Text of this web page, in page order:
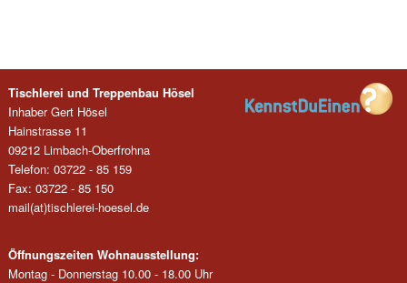
Tischlerei und Treppenbau Hösel
Inhaber Gert Hösel
Hainstrasse 11
09212 Limbach-Oberfrohna
Telefon: 03722 - 85 159
Fax: 03722 - 85 150
mail(at)tischlerei-hoesel.de
Öffnungszeiten Wohnausstellung:
Montag - Donnerstag 10.00 - 18.00 Uhr